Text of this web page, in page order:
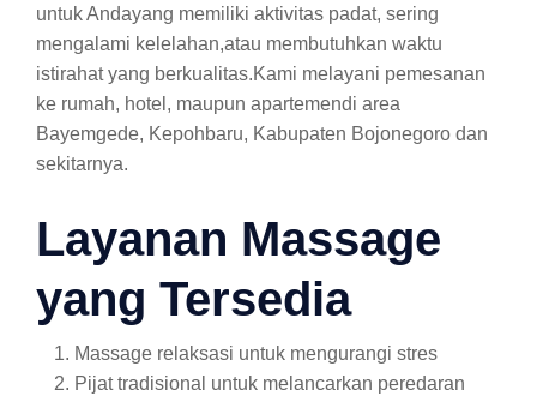
untuk Andayang memiliki aktivitas padat, sering
mengalami kelelahan,atau membutuhkan waktu
istirahat yang berkualitas.Kami melayani pemesanan
ke rumah, hotel, maupun apartemendi area
Bayemgede, Kepohbaru, Kabupaten Bojonegoro dan
sekitarnya.
Layanan Massage
yang Tersedia
Massage relaksasi untuk mengurangi stres
Pijat tradisional untuk melancarkan peredaran